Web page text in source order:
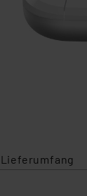
Lieferumfang